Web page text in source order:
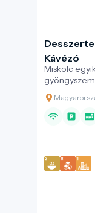
Kávézó
Miskolc
pékárú
rendre
Színház